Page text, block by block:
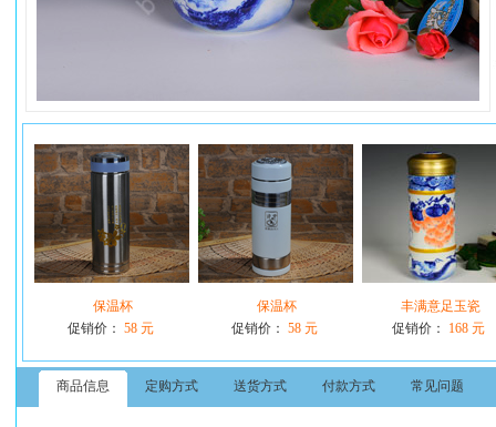
保温杯
促销价： 58 元
保温杯
促销价： 58 元
丰满意足玉瓷
促销价：
168 元
商品信息 定购方式 送货方式 付款方式 常见问题